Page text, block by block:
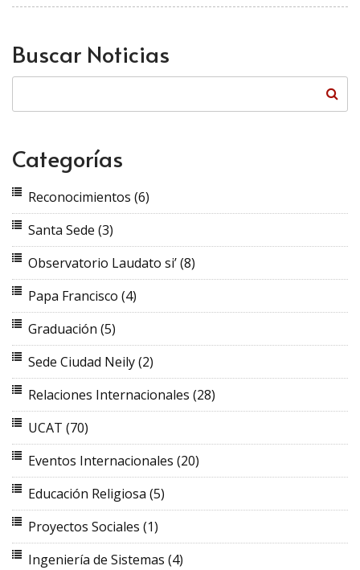
Buscar Noticias
Categorías
Reconocimientos (6)
Santa Sede (3)
Observatorio Laudato si’(8)
Papa Francisco (4)
Graduación (5)
Sede Ciudad Neily(2)
Relaciones Internacionales (28)
UCAT (70)
Eventos Internacionales (20)
Educación Religiosa (5)
Proyectos Sociales (1)
Ingeniería de Sistemas (4)